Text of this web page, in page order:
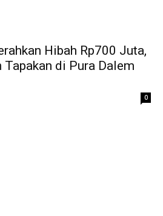
Hibah Rp700 Juta,
Tapakan di Pura Dalem
0